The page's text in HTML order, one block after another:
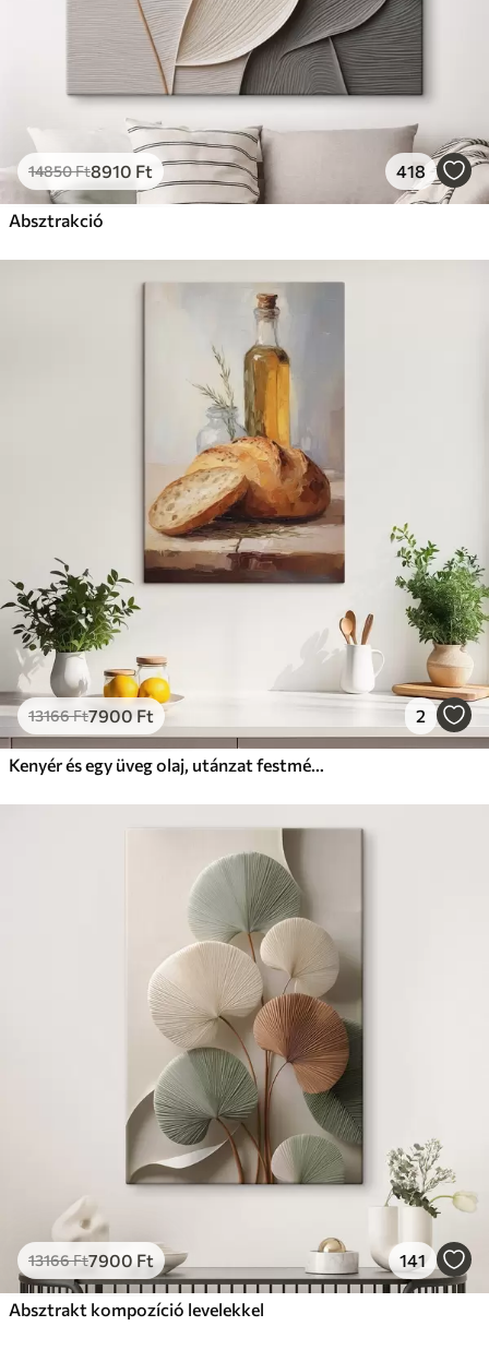
14850Ft8910 Ft 418
Absztrakció
13166Ft7900 Ft 2
Kenyér és egy üveg olaj, utánzat festmény
13166Ft7900 Ft 141
Absztrakt kompozíció levelekkel